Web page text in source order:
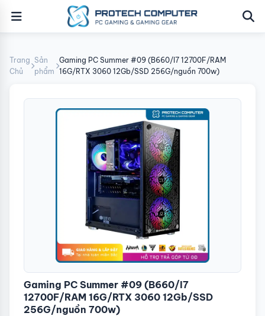
Trang
Chủ
Sản
phẩm
Gaming PC Summer #09 (B660/I7 12700F/RAM
16G/RTX 3060 12Gb/SSD 256G/nguồn 700w)
Gaming PC Summer #09 (B660/I7
12700F/RAM 16G/RTX 3060 12Gb/SSD
256G/nguồn 700w)